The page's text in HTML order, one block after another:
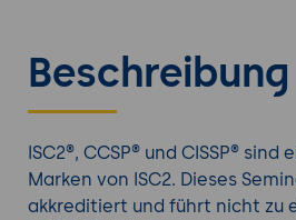
Beschreibung
ISC2®, CCSP® und CISSP®
Marken von ISC2. Dieses
akkreditiert und führt nicht zu